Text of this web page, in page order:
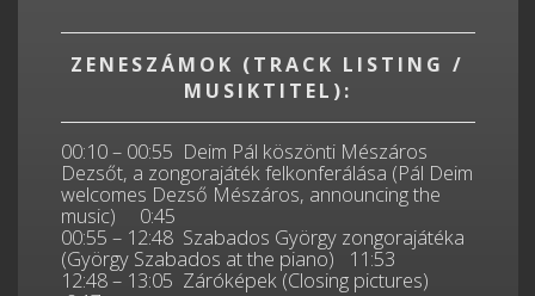
ZENESZÁMOK (TRACK LISTING /
MUSIKTITEL):
00:10 – 00:55 Deim Pál köszönti Mészáros
Dezsőt, a zongorajáték felkonferálása (Pál Deim
welcomes Dezső Mészáros, announcing the
music) 0:45
00:55 – 12:48 Szabados György zongorajátéka
(György Szabados at the piano) 11:53
12:48 – 13:05 Záróképek (Closing pictures)